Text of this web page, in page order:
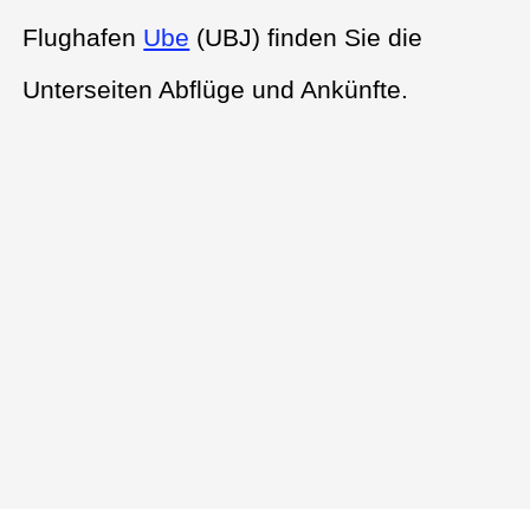
Flughafen Ube (UBJ) finden Sie die
Unterseiten Abflüge und Ankünfte.